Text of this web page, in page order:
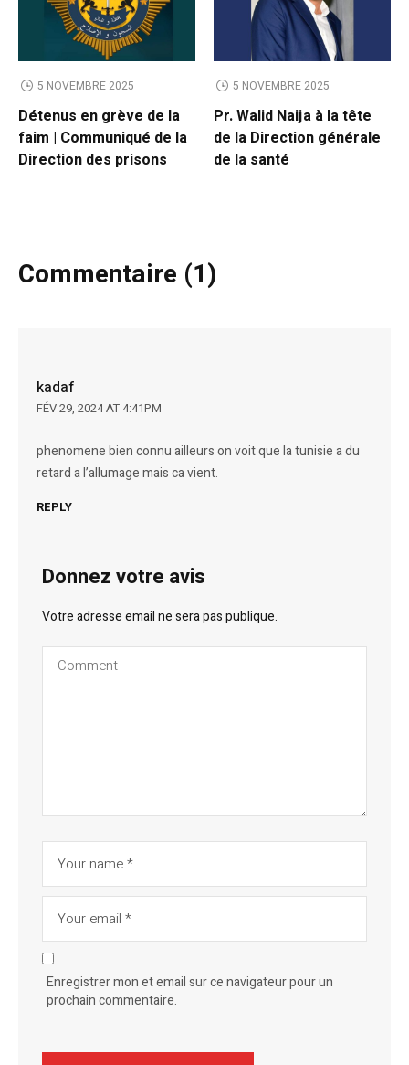
5 NOVEMBRE 2025
Détenus en grève de la
faim | Communiqué de la
Direction des prisons
5 NOVEMBRE 2025
Pr. Walid Naija à la tête
de la Direction générale
de la santé
Commentaire (1)
kadaf
FÉV 29, 2024 AT 4:41PM
phenomene bien connu ailleurs on voit que la tunisie a du
retard a l’allumage mais ca vient.
REPLY
Donnez votre avis
Votre adresse email ne sera pas publique.
Enregistrer mon et email sur ce navigateur pour un
prochain commentaire.